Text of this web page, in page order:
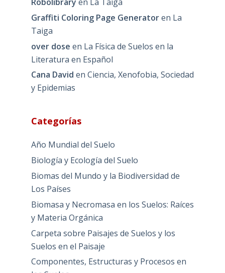
Graffiti Coloring Page Generatoren La
Taiga
over dose en La Física de Suelos en la
Literatura en Español
Cana David en Ciencia, Xenofobia, Sociedad
y Epidemias
Categorías
Año Mundial del Suelo
Biología y Ecología del Suelo
Biomas del Mundo y la Biodiversidad de
Los Países
Biomasa y Necromasa en los Suelos: Raíces
y Materia Orgánica
Carpeta sobre Paisajes de Suelos y los
Suelos en el Paisaje
Componentes, Estructuras y Procesos en